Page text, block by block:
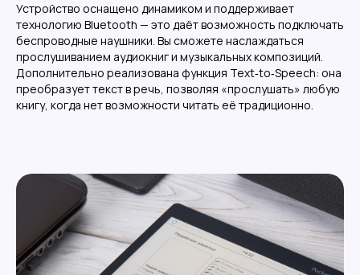
Устройство оснащено динамиком и поддерживает
технологию Bluetooth — это даёт возможность подключать
беспроводные наушники. Вы сможете наслаждаться
прослушиванием аудиокниг и музыкальных композиций.
Дополнительно реализована функция Text‑to‑Speech: она
преобразует текст в речь, позволяя «прослушать» любую
книгу, когда нет возможности читать её традиционно.